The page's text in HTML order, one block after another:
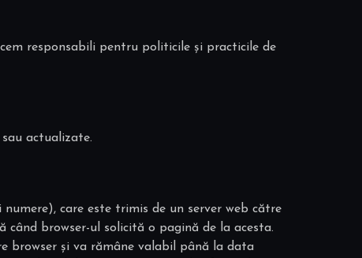
responsabili pentru politicile și practicile de
actualizate.
care este trimis de un server web către
browser-ul solicită o pagină de la acesta.
browser și va rămâne valabil până la data